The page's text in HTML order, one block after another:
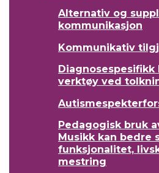
Alternativ og
kommunikasjon
Kommunikativ
Diagnosespesifikk
verktøy ved
Pedagogisk bruk
Musikk kan bedre
funksjonalitet,
mestring